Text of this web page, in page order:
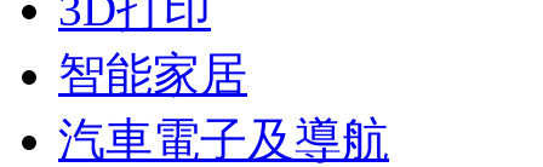
智能家居
汽車電子及導航